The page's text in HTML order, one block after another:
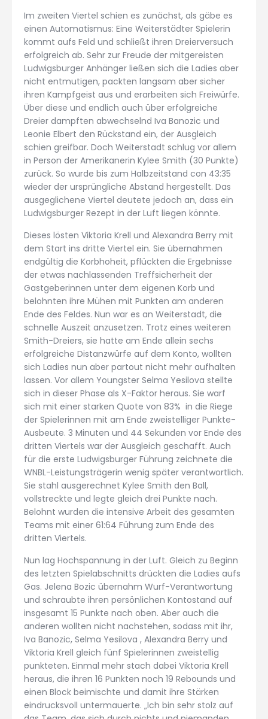
Im zweiten Viertel schien es zunächst, als gäbe es
einen Automatismus: Eine Weiterstädter Spielerin
kommt aufs Feld und schließt ihren Dreierversuch
erfolgreich ab. Sehr zur Freude der mitgereisten
Ludwigsburger Anhänger ließen sich die Ladies aber
nicht entmutigen, packten langsam aber sicher
ihren Kampfgeist aus und erarbeiten sich Freiwürfe.
Über diese und endlich auch über erfolgreiche
Dreier dampften abwechselnd Iva Banozic und
Leonie Elbert den Rückstand ein, der Ausgleich
schien greifbar. Doch Weiterstadt schlug vor allem
in Person der Amerikanerin Kylee Smith (30 Punkte)
zurück. So wurde bis zum Halbzeitstand con 43:35
wieder der ursprüngliche Abstand hergestellt. Das
ausgeglichene Viertel deutete jedoch an, dass ein
Ludwigsburger Rezept in der Luft liegen könnte.
Dieses lösten Viktoria Krell und Alexandra Berry mit
dem Start ins dritte Viertel ein. Sie übernahmen
endgültig die Korbhoheit, pflückten die Ergebnisse
der etwas nachlassenden Treffsicherheit der
Gastgeberinnen unter dem eigenen Korb und
belohnten ihre Mühen mit Punkten am anderen
Ende des Feldes. Nun war es an Weiterstadt, die
schnelle Auszeit anzusetzen. Trotz eines weiteren
Smith-Dreiers, sie hatte am Ende allein sechs
erfolgreiche Distanzwürfe auf dem Konto, wollten
sich Ladies nun aber partout nicht mehr aufhalten
lassen. Vor allem Youngster Selma Yesilova stellte
sich in dieser Phase als X-Faktor heraus. Sie warf
sich mit einer starken Quote von 83% in die Riege
der Spielerinnen mit am Ende zweistelliger Punkte-
Ausbeute. 3 Minuten und 44 Sekunden vor Ende des
dritten Viertels war der Ausgleich geschafft. Auch
für die erste Ludwigsburger Führung zeichnete die
WNBL-Leistungsträgerin wenig später verantwortlich.
Sie stahl ausgerechnet Kylee Smith den Ball,
vollstreckte und legte gleich drei Punkte nach.
Belohnt wurden die intensive Arbeit des gesamten
Teams mit einer 61:64 Führung zum Ende des
dritten Viertels.
Nun lag Hochspannung in der Luft. Gleich zu Beginn
des letzten Spielabschnitts drückten die Ladies aufs
Gas. Jelena Bozic übernahm Wurf-Verantwortung
und schraubte ihren persönlichen Kontostand auf
insgesamt 15 Punkte nach oben. Aber auch die
anderen wollten nicht nachstehen, sodass mit ihr,
Iva Banozic, Selma Yesilova , Alexandra Berry und
Viktoria Krell gleich fünf Spielerinnen zweistellig
punkteten. Einmal mehr stach dabei Viktoria Krell
heraus, die ihren 16 Punkten noch 19 Rebounds und
einen Block beimischte und damit ihre Stärken
eindrucksvoll untermauerte. „Ich bin sehr stolz auf